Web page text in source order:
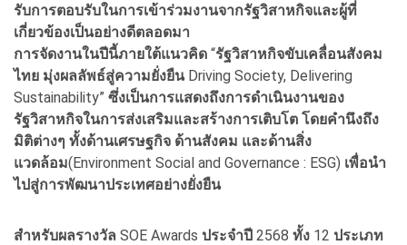
รับการตอบรับในการเข้าร่วมงานจากรัฐวิสาหกิจและผู้ที่
เกี่ยวข้องเป็นอย่างดีตลอดมา
การจัดงานในปีนี้ภายใต้แนวคิด “รัฐวิสาหกิจขับเคลื่อนสังคม
ไทย มุ่งผลลัพธ์สู่ความยั่งยืนDriving Society, Delivering
Sustainability” ซึ่งเป็นการแสดงถึงการดำเนินงานของ
รัฐวิสาหกิจในการส่งเสริมและสร้างการเติบโต โดยคำนึงถึง
มิติต่างๆ ทั้งด้านเศรษฐกิจ ด้านสังคม และด้านสิ่ง
แวดล้อม(Environment Social and Governance : ESG) เพื่อนำ
ไปสู่การพัฒนาประเทศอย่างยั่งยืน
สำหรับผลรางวัล SOE Awards ประจำปี 2568 ทั้ง 12 ประเภท